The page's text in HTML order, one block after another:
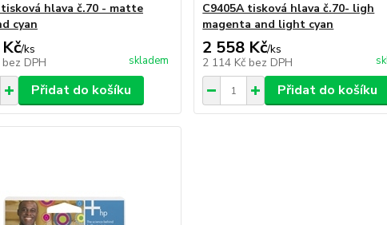
tisková hlava č.70 - matte
cyan
/ks
bez DPH skladem
Přidat do košíku
C9405A tisková hlava č.70- ligh
magenta and light cyan
2 558 Kč/ks
2 114 Kč bez DPH
Přidat do košíku